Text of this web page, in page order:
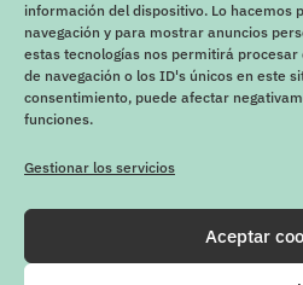
información del dispositivo. Lo hacemos
navegación y para mostrar anuncios
estas tecnologías nos permitirá
de navegación o los ID's únicos en este
consentimiento, puede afectar
funciones.
Gestionar los servicios
Aceptar